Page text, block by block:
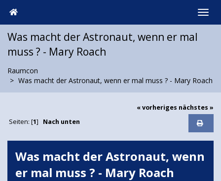
Was macht der Astronaut, wenn er mal
muss ? - Mary Roach
Raumcon
Was macht der Astronaut, wenn er mal muss ? - Mary Roach
« vorheriges nächstes »
Seiten: [1] Nach unten
Was macht der Astronaut, wenn
er mal muss ? - Mary Roach